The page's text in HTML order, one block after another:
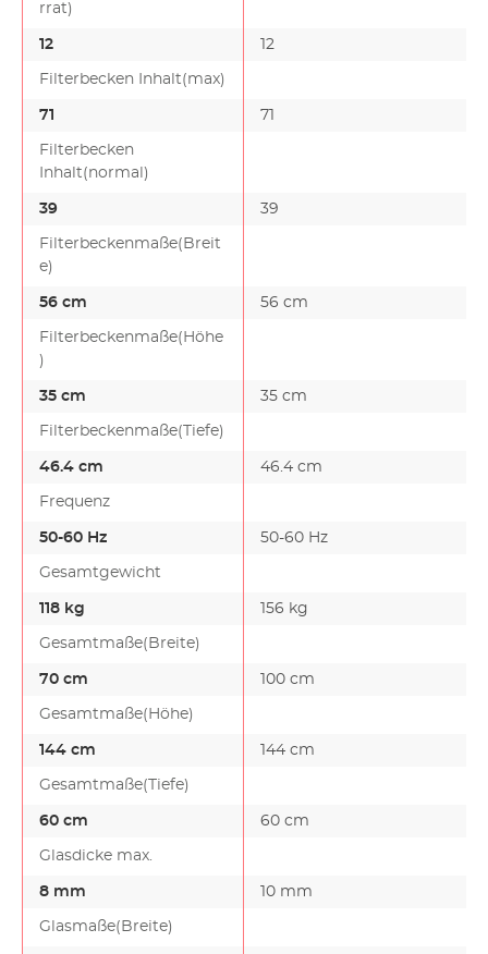
rrat)
12 12
Filterbecken Inhalt(max)
71 71
Filterbecken
Inhalt(normal)
39 39
Filterbeckenmaße(Breit
e)
56 cm 56 cm
Filterbeckenmaße(Höhe
)
35 cm 35 cm
Filterbeckenmaße(Tiefe)
46.4 cm 46.4 cm
Frequenz
50-60 Hz 50-60 Hz
Gesamtgewicht
118 kg 156 kg
Gesamtmaße(Breite)
70 cm 100 cm
Gesamtmaße(Höhe)
144 cm 144 cm
Gesamtmaße(Tiefe)
60 cm 60 cm
Glasdicke max.
8 mm 10 mm
Glasmaße(Breite)